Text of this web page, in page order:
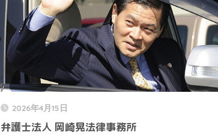
2026年4月15日
弁護士法人 岡崎晃法律事務所